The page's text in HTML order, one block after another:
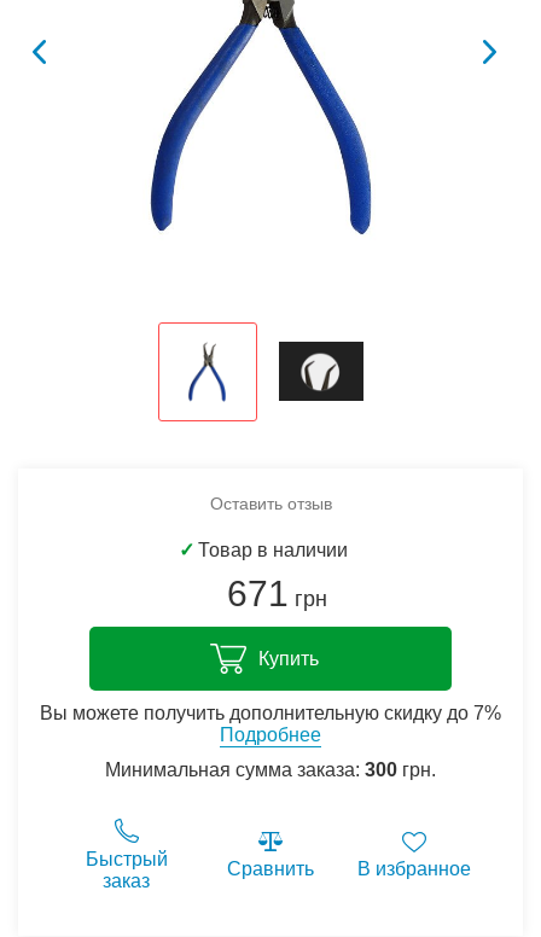
Оставить отзыв
✓ Товар в наличии
671 грн
Купить
Вы можете получить дополнительную скидку до 7%
Подробнее
Минимальная сумма заказа: 300 грн.
Быстрый
заказ
Сравнить В избранное